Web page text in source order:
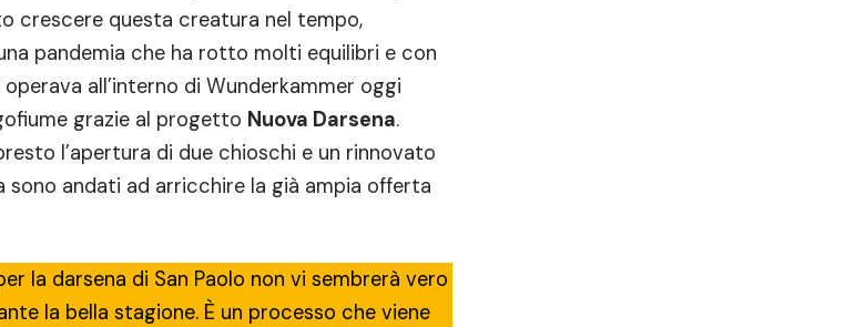
crescere questa creatura nel tempo,
pandemia che ha rotto molti equilibri e con
all’interno di Wunderkammer oggi
grazie al progetto Nuova Darsena.
l’apertura di due chioschi e un rinnovato
sono andati ad arricchire la già ampia offerta
la darsena di San Paolo non vi sembrerà vero
la bella stagione. È un processo che viene